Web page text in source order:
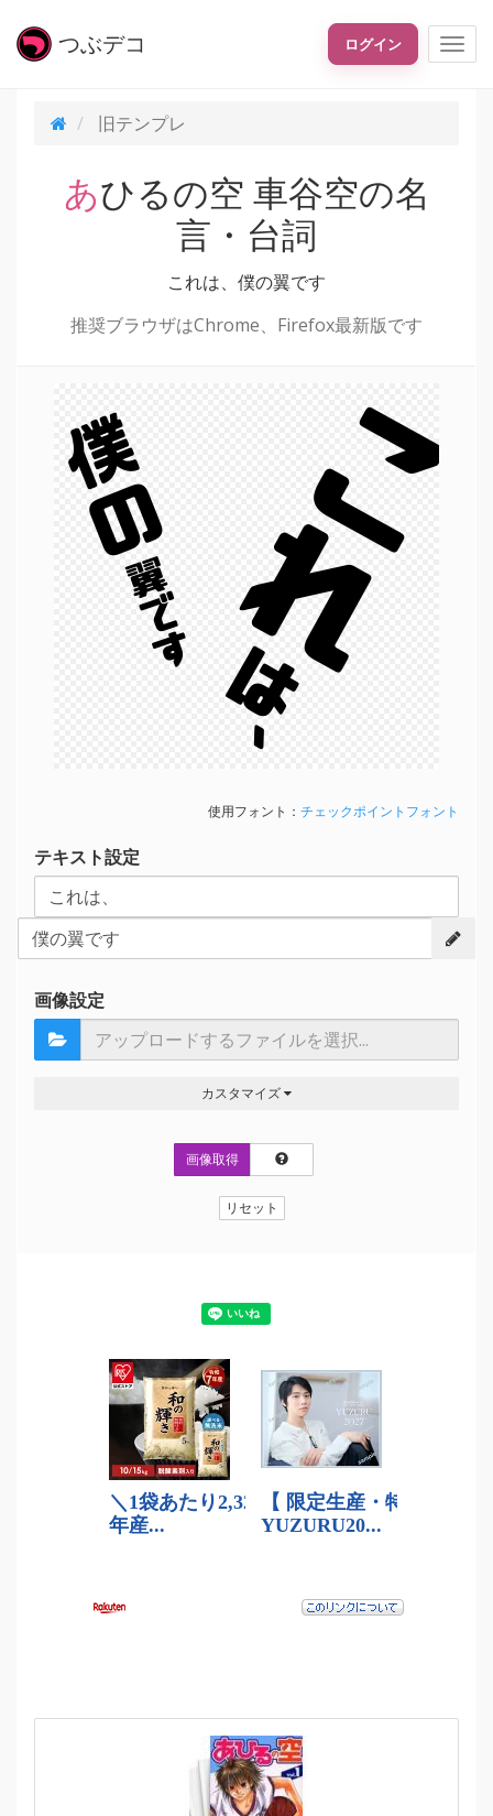
つぶデコ ログイン
旧テンプレ
あひるの空 車谷空の名
言・台詞
これは、僕の翼です
推奨ブラウザはChrome、Firefox最新版です
これ
は、
僕の
翼です
使用フォント： チェックポイントフォント
テキスト設定
画像設定
カスタマイズ
画像取得
リセット